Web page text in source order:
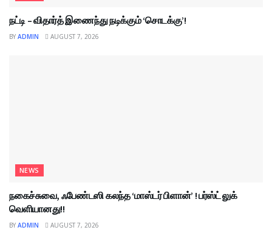
நட்டி – விதார்த் இணைந்து நடிக்கும் ‘சொடக்கு’!
BY ADMIN AUGUST 7, 2026
NEWS
நகைச்சுவை, ஃபேண்டஸி கலந்த ‘மாஸ்டர் பிளான்’ ! பர்ஸ்ட் லுக்
வெளியானது!!
BY ADMIN AUGUST 7, 2026